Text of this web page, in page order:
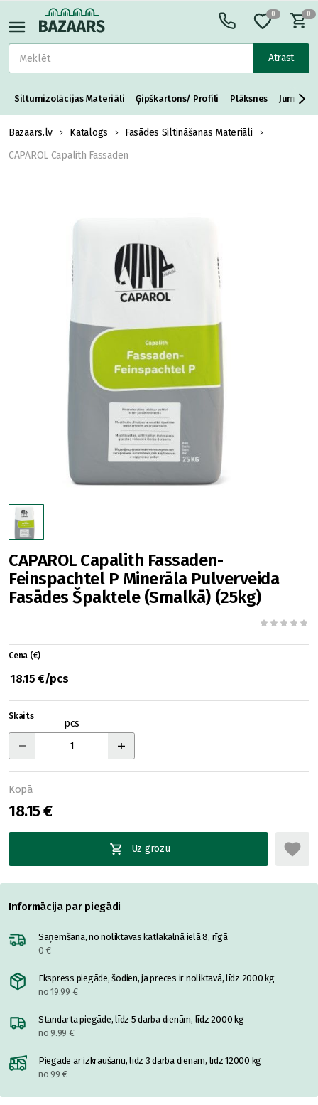
Atrast
0 0
Siltumizolācijas Materiāli Ģipškartons/ Profili Plāksnes Jumta
Bazaars.lv Katalogs
Fasādes Siltināšanas Materiāli
CAPAROL Capalith Fassaden
CAPAROL Capalith Fassaden-
Feinspachtel P Minerāla Pulverveida
Fasādes Špaktele (Smalkā) (25kg)
Cena (€)
18.15 €/pcs
Skaits
pcs
Kopā
18.15 €
Uz grozu
Informācija par piegādi
Saņemšana, no noliktavas katlakalnā ielā 8, rīgā
0 €
Ekspress piegāde, šodien, ja preces ir noliktavā, līdz 2000 kg
no 19.99 €
Standarta piegāde, līdz 5 darba dienām, līdz 2000 kg
no 9.99 €
Piegāde ar izkraušanu, līdz 3 darba dienām, līdz 12000 kg
no 99 €